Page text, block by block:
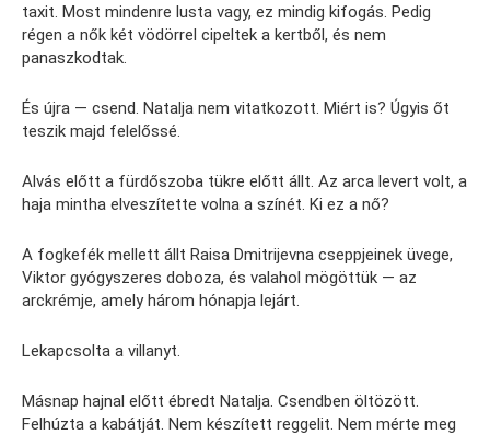
taxit. Most mindenre lusta vagy, ez mindig kifogás. Pedig
régen a nők két vödörrel cipeltek a kertből, és nem
panaszkodtak.
És újra — csend. Natalja nem vitatkozott. Miért is? Úgyis őt
teszik majd felelőssé.
Alvás előtt a fürdőszoba tükre előtt állt. Az arca levert volt, a
haja mintha elveszítette volna a színét. Ki ez a nő?
A fogkefék mellett állt Raisa Dmitrijevna cseppjeinek üvege,
Viktor gyógyszeres doboza, és valahol mögöttük — az
arckrémje, amely három hónapja lejárt.
Lekapcsolta a villanyt.
Másnap hajnal előtt ébredt Natalja. Csendben öltözött.
Felhúzta a kabátját. Nem készített reggelit. Nem mérte meg